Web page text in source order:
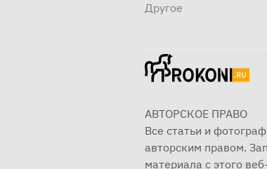
Другое
АВТОРСКОЕ ПРАВО
Все статьи и
авторским правом.
материала с этого